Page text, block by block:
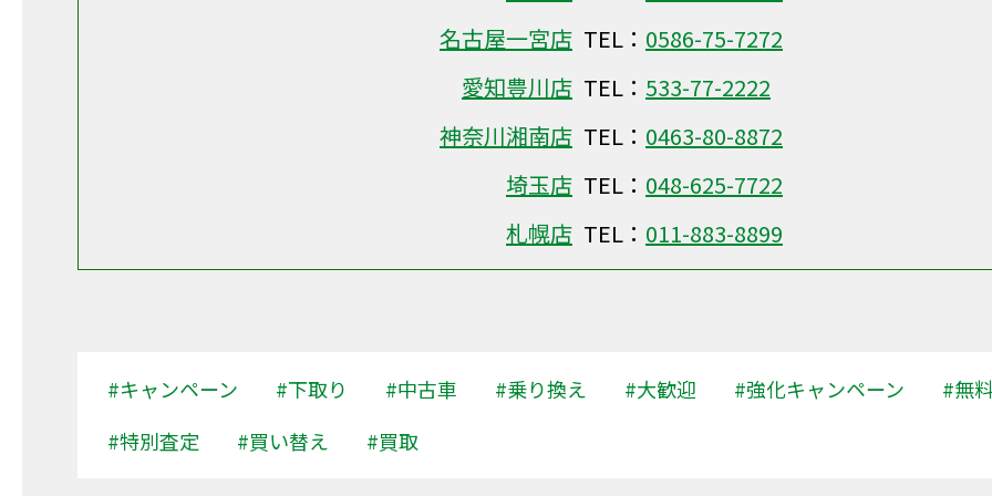
名古屋一宮店 TEL： 0586-75-7272
愛知豊川店 TEL： 533-77-2222
神奈川湘南店 TEL： 0463-80-8872
埼玉店 TEL： 048-625-7722
札幌店 TEL： 011-883-8899
#キャンペーン #下取り #中古車 #乗り換え #大歓迎 #強化キャンペーン
#無
#特別査定
#買い替え #買取